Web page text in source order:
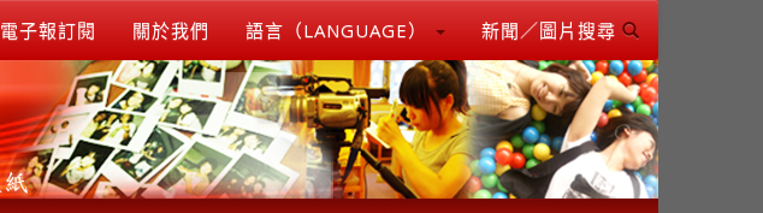
電子報訂閱 關於我們 語言（LANGUAGE） 新聞／圖片搜尋